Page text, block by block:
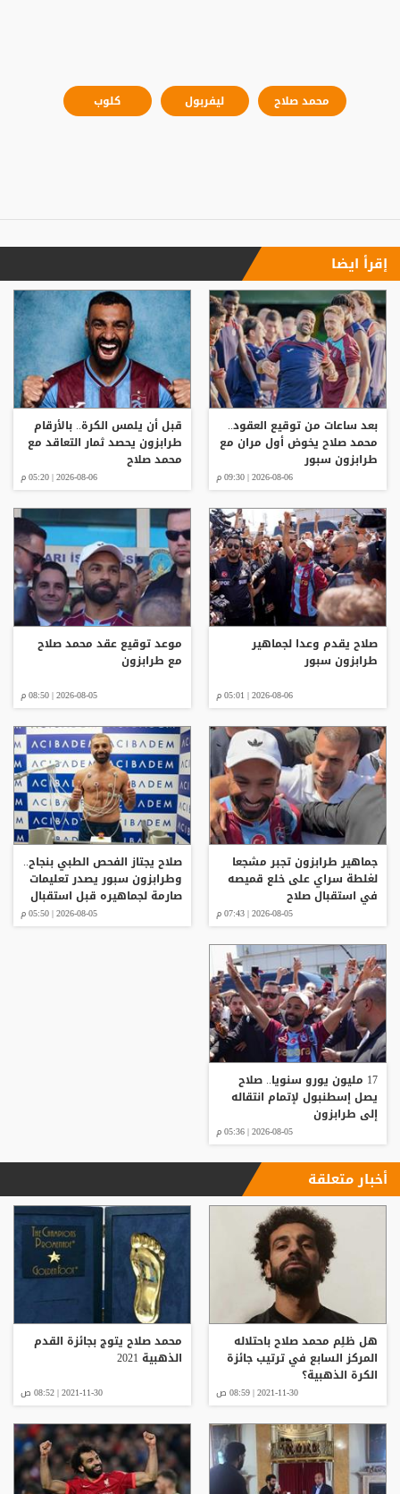
محمد صلاح ليفربول كلوب
إقرأ ايضا
بعد ساعات من توقيع العقود..
محمد صلاح يخوض أول مران مع
طرابزون سبور
2026-08-06 | 09:30 م
قبل أن يلمس الكرة.. بالأرقام
طرابزون يحصد ثمار التعاقد مع
محمد صلاح
2026-08-06 | 05:20 م
صلاح يقدم وعدا لجماهير
طرابزون سبور
2026-08-06 | 05:01 م
موعد توقيع عقد محمد صلاح
مع طرابزون
2026-08-05 | 08:50 م
جماهير طرابزون تجبر مشجعا
لغلطة سراي على خلع قميصه
في استقبال صلاح
2026-08-05 | 07:43 م
صلاح يجتاز الفحص الطبي بنجاح..
وطرابزون سبور يصدر تعليمات
صارمة لجماهيره قبل استقبال
2026-08-05 | 05:50 م
17 مليون يورو سنويا.. صلاح
يصل إسطنبول لإتمام انتقاله
إلى طرابزون
2026-08-05 | 05:36 م
أخبار متعلقة
هل ظلِم محمد صلاح باحتلاله
المركز السابع في ترتيب جائزة
الكرة الذهبية؟
2021-11-30 | 08:59 ص
محمد صلاح يتوج بجائزة القدم
الذهبية 2021
2021-11-30 | 08:52 ص